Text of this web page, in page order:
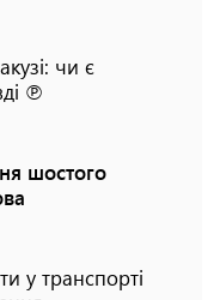
чи є
℗
шостого
у транспорті